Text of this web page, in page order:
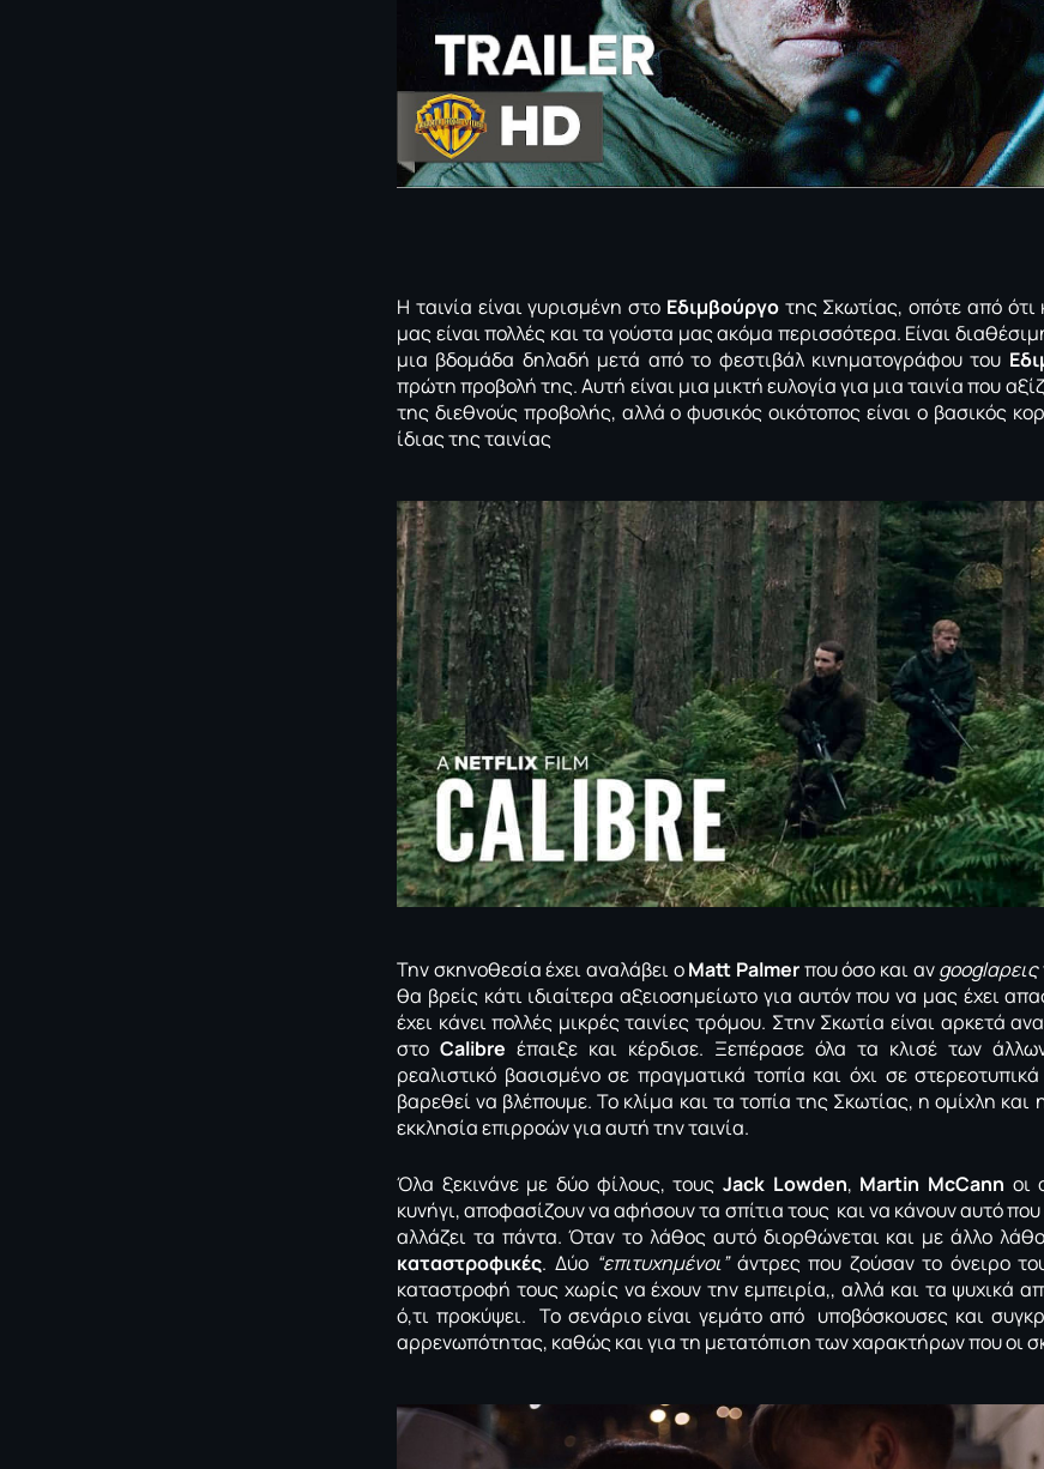
Η ταινία είναι γυρισμένη στο Εδιμβούργοτης Σκωτίας, οπότε από ότι
μας είναι πολλές και τα γούστα μας ακόμα περισσότερα. Είναι
μια βδομάδα δηλαδή μετά από το φεστιβάλ κινηματογράφου του
πρώτη προβολή της.Αυτή είναι μια μικτή ευλογία για μια ταινία που
της διεθνούς προβολής, αλλά ο φυσικός οικότοπος είναι ο βασικός
ίδιας της ταινίας
Την σκηνοθεσία έχει αναλάβει οMatt Palmerπου όσο και ανgooglαρεις
θα βρείς κάτι ιδιαίτερα αξειοσημείωτο για αυτόν που να μας έχει
έχει κάνει πολλές μικρές ταινίες τρόμου. Στην Σκωτία είναι αρκετά
στο Calibre έπαιξε και κέρδισε. Ξεπέρασε όλα τα κλισέ των
ρεαλιστικό βασισμένο σε πραγματικά τοπία και όχι σε
βαρεθεί να βλέπουμε. Το κλίμα και τα τοπία της Σκωτίας, η ομίχλη και
εκκλησία επιρροών για αυτή την ταινία.
Όλα ξεκινάνε με δύο φίλους, τους Jack Lowden, Martin McCann οι
κυνήγι, αποφασίζουν να αφήσουν τα σπίτια τους και να κάνουν αυτό
αλλάζει τα πάντα. Όταν το λάθος αυτό διορθώνεται και με άλλο
καταστροφικές. Δύο “επιτυχημένοι”άντρες που ζούσαν το όνειρο
καταστροφή τους χωρίς να έχουν την εμπειρία,, αλλά και τα ψυχικά
ό,τι προκύψει.Το σενάριο είναι γεμάτο από υποβόσκουσες και
αρρενωπότητας, καθώς και για τη μετατόπιση των χαρακτήρων που οι